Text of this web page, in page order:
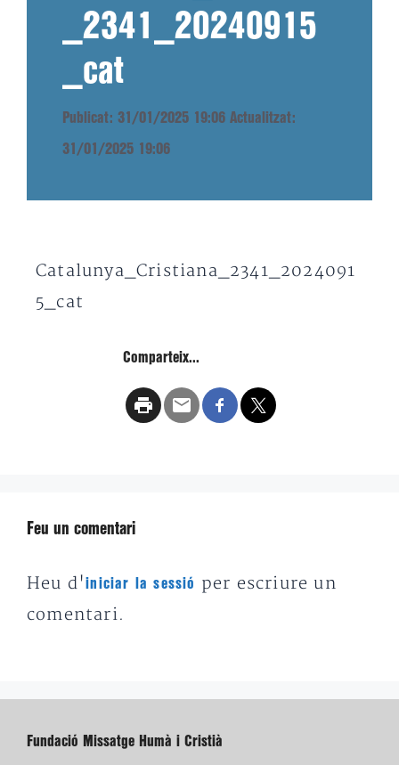
_2341_20240915
_cat
Publicat: 31/01/2025 19:06 Actualitzat:
31/01/2025 19:06
Catalunya_Cristiana_2341_2024091
5_cat
Comparteix...
Feu un comentari
Heu d'iniciar la sessió
per escriure un
comentari.
Fundació Missatge Humà i Cristià